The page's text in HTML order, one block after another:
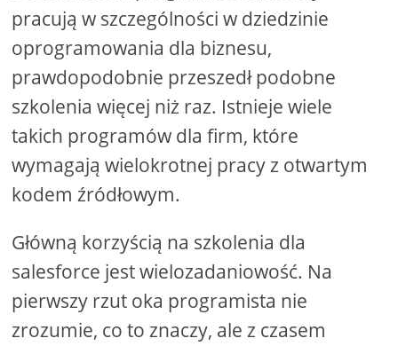
pracują w szczególności w dziedzinie
oprogramowania dla biznesu,
prawdopodobnie przeszedł podobne
szkolenia więcej niż raz. Istnieje wiele
takich programów dla firm, które
wymagają wielokrotnej pracy z otwartym
kodem źródłowym.
Główną korzyścią na szkolenia dla
salesforce jest wielozadaniowość. Na
pierwszy rzut oka programista nie
zrozumie, co to znaczy, ale z czasem